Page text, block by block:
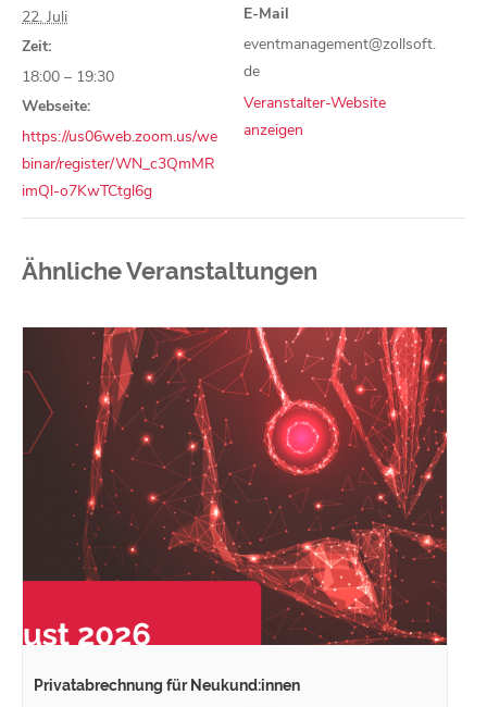
22. Juli
Zeit:
18:00 – 19:30
Webseite:
https://us06web.zoom.us/we
binar/register/WN_c3QmMR
imQl-o7KwTCtgl6g
E-Mail
eventmanagement@zollsoft.
de
Veranstalter-Website
anzeigen
Ähnliche Veranstaltungen
Privatabrechnung für Neukund:innen